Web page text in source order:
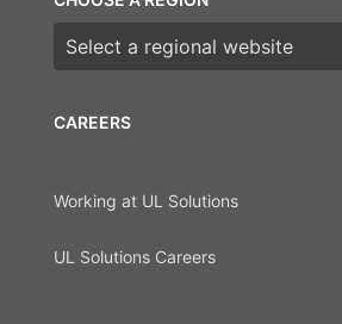
CAREERS
Working at UL Solutions
UL Solutions Careers
Choose a region